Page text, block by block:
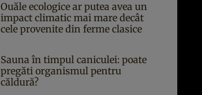
Ouăle ecologice ar putea avea un
impact climatic mai mare decât
cele provenite din ferme clasice
Sauna în timpul caniculei: poate
pregăti organismul pentru
căldură?